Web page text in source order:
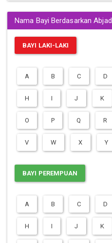
Nama Bayi Berdasarkan Abjad
BAYI LAKI-LAKI
A B C D
H I J K
O P Q R
V W X Y
BAYI PEREMPUAN
A B C D
H I J K